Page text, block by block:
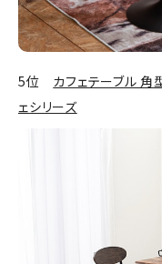
5位 カフェテーブル 角
ェシリーズ